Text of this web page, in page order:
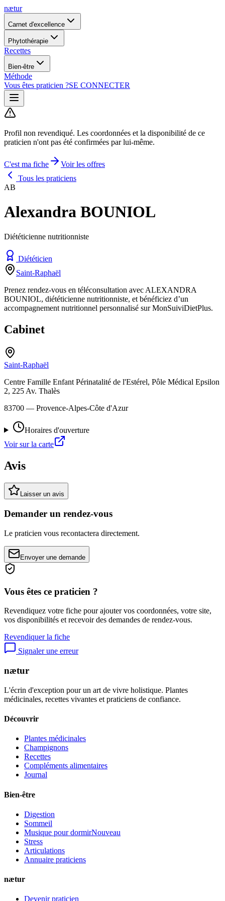
nætur
Carnet d'excellence
Phytothérapie
Recettes
Bien-être
Méthode
Vous êtes praticien ?SE CONNECTER
Profil non revendiqué. Les coordonnées et la disponibilité de ce
praticien n'ont pas été confirmées par lui-même.
C'est ma fiche
Voir les offres
Tous les praticiens
AB
Alexandra BOUNIOL
Diététicienne nutritionniste
Diététicien
Saint-Raphaël
Prenez rendez-vous en téléconsultation avec ALEXANDRA
BOUNIOL, diététicienne nutritionniste, et bénéficiez d’un
accompagnement nutritionnel personnalisé sur MonSuiviDietPlus.
Cabinet
Saint-Raphaël
Centre Famille Enfant Périnatalité de l'Estérel, Pôle Médical Epsilon
2, 225 Av. Thalès
83700 — Provence-Alpes-Côte d'Azur
Horaires d'ouverture
Voir sur la carte
Avis
Laisser un avis
Demander un rendez-vous
Le praticien vous recontactera directement.
Envoyer une demande
Vous êtes ce praticien ?
Revendiquez votre fiche pour ajouter vos coordonnées, votre site,
vos disponibilités et recevoir des demandes de rendez-vous.
Revendiquer la fiche
Signaler une erreur
nætur
L'écrin d'exception pour un art de vivre holistique. Plantes
médicinales, recettes vivantes et praticiens de confiance.
Découvrir
Plantes médicinales
Champignons
Recettes
Compléments alimentaires
Journal
Bien-être
Digestion
Sommeil
Musique pour dormirNouveau
Stress
Articulations
Annuaire praticiens
nætur
Devenir praticien